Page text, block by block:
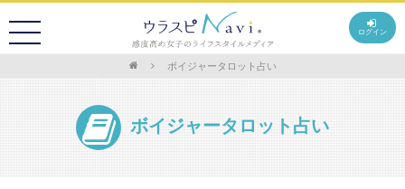
ログイン
ボイジャータロット占い
ボイジャータロット占い